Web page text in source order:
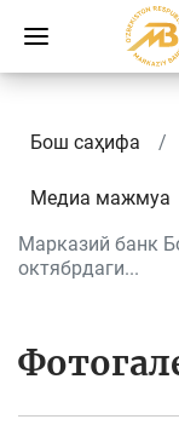
Бош саҳифа
Медиа мажмуа
Марказий банк
октябрдаги...